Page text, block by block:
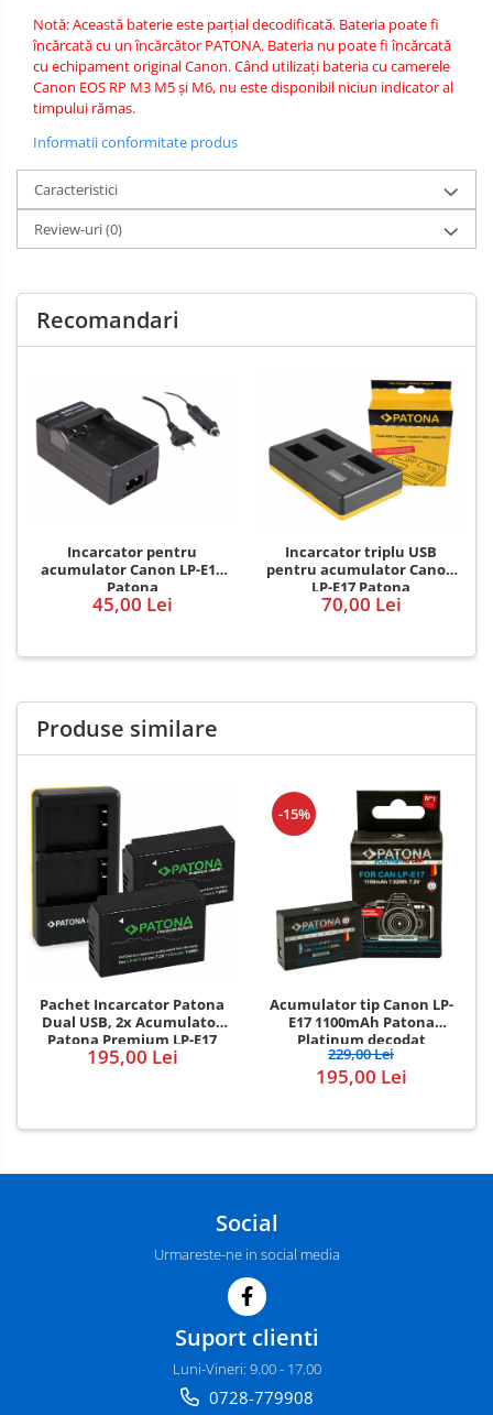
Notă: Această baterie este parțial decodificată. Bateria poate fi
încărcată cu un încărcător PATONA. Bateria nu poate fi încărcată
cu echipament original Canon.Când utilizați bateria cu camerele
Canon EOS RP M3 M5 și M6, nu este disponibil niciun indicator al
timpului rămas.
Informatii conformitate produs
Caracteristici
Review-uri(0)
Recomandari
Incarcator pentru
acumulator Canon LP-E17
Patona
45,00 Lei
Incarcator triplu USB
pentru acumulator Canon
LP-E17 Patona
70,00 Lei
Produse similare
Pachet Incarcator Patona
Dual USB, 2x Acumulator
Patona Premium LP-E17
pentru Canon EOS 750D,
195,00 Lei
-15%
Acumulator tip Canon LP-
E17 1100mAh Patona
Platinum decodat
229,00 Lei
195,00 Lei
Social
Urmareste-ne in social media
Suport clienti
Luni-Vineri: 9.00 - 17.00
0728-779908